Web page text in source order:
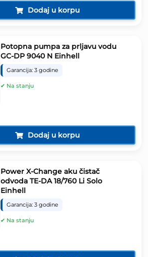
Dodaj u korpu
Potopna pumpa za prljavu vodu
GC-DP 9040 N Einhell
Garancija: 3 godine
✔ Na stanju
Dodaj u korpu
Power X-Change aku čistač
odvoda TE-DA 18/760 Li Solo
Einhell
Garancija: 3 godine
✔ Na stanju